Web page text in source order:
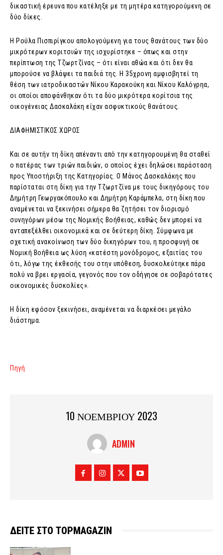
δικαστική έρευνα που κατέληξε με τη μητέρα κατηγορούμενη σε
δύο δίκες.
Η Ρούλα Πισπιρίγκου απολογούμενη για τους θανάτους των δύο
μικρότερων κοριτσιών της ισχυρίστηκε – όπως και στην
περίπτωση της Τζωρτζίνας – ότι είναι αθώα και ότι δεν θα
μπορούσε να βλάψει τα παιδιά της. Η 35χρονη αμφισβητεί τη
θέση των ιατροδικαστών Νίκου Καρακούκη και Νίκου Καλόγρηα,
οι οποίοι αποφάνθηκαν ότι τα δύο μικρότερα κορίτσια της
οικογένειας Δασκαλάκη είχαν ασφυκτικούς θανάτους.
ΔΙΑΦΗΜΙΣΤΙΚΟΣ ΧΩΡΟΣ
Και σε αυτήν τη δίκη απέναντι από την κατηγορουμένη θα σταθεί
ο πατέρας των τριών παιδιών, ο οποίος έχει δηλώσει παράσταση
προς Υποστήριξη της Κατηγορίας. Ο Μάνος Δασκαλάκης που
παρίσταται στη δίκη για την Τζωρτζίνα με τους δικηγόρους του
Δημήτρη Γεωργακόπουλο και Δημήτρη Καράμπελα, στη δίκη που
αναμένεται να ξεκινήσει σήμερα θα ζητήσει τον διορισμό
συνηγόρων μέσω της Νομικής Βοήθειας, καθώς δεν μπορεί να
ανταπεξέλθει οικονομικά και σε δεύτερη δίκη. Σύμφωνα με
σχετική ανακοίνωση των δύο δικηγόρων του, η προσφυγή σε
Νομική Βοήθεια ως λύση «κατέστη μονόδρομος, εξαιτίας του
ότι, λόγω της έκθεσής του στην υπόθεση, δυσκολεύτηκε πάρα
πολύ να βρει εργασία, γεγονός που τον οδήγησε σε σοβαρότατες
οικονομικές δυσκολίες».
Η δίκη εφόσον ξεκινήσει, αναμένεται να διαρκέσει μεγάλο
διάστημα.
Πηγή
10 ΝΟΕΜΒΡΙΟΥ 2023
ADMIN
ΔΕΙΤΕ ΣΤΟ TOPMAGAZIN